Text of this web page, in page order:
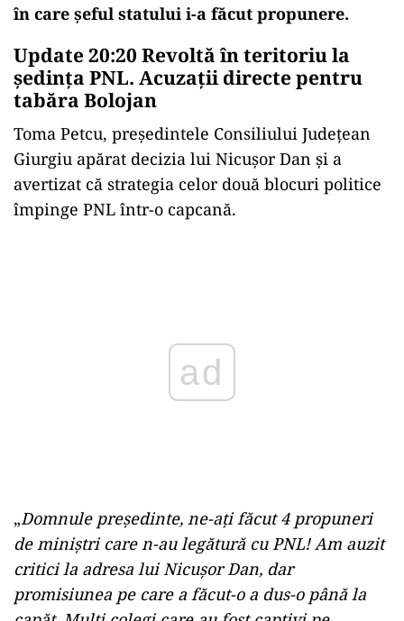
în care șeful statului i-a făcut propunere.
Update 20:20 Revoltă în teritoriu la
ședința PNL. Acuzații directe pentru
tabăra Bolojan
Toma Petcu, președintele Consiliului Județean
Giurgiu apărat decizia lui Nicușor Dan și a
avertizat că strategia celor două blocuri politice
împinge PNL într-o capcană.
„Domnule președinte, ne-ați făcut 4 propuneri
de miniștri care n-au legătură cu PNL! Am auzit
critici la adresa lui Nicușor Dan, dar
promisiunea pe care a făcut-o a dus-o până la